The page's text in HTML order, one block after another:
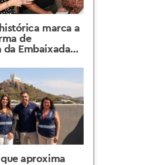
marca a
de
Embaixada
aproxima